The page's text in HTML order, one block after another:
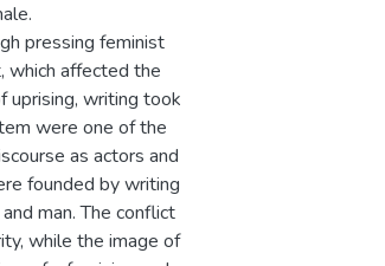
pressing feminist
which affected the
uprising, writing took
were one of the
as actors and
founded by writing
man. The conflict
while the image of